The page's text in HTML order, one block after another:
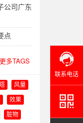
公司广东
点
更多TAGS
风量
效果
脏物
联系电话